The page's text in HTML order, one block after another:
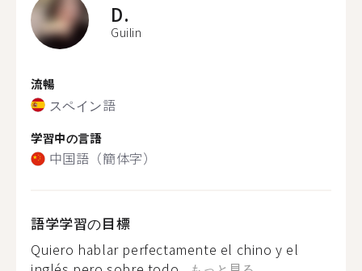
D.
Guilin
流暢
スペイン語
学習中の言語
中国語（簡体字）
語学学習の目標
Quiero hablar perfectamente el chino y el